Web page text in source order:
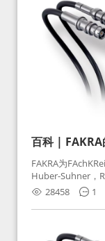
百科 | FAKRA
FAKRA为
Huber-Suhner，
Huber-Suhner相
Rosenberger）
接，如今FAKRA
28458 1